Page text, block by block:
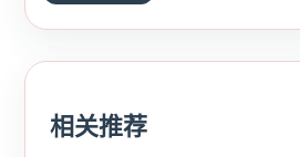
相关推荐